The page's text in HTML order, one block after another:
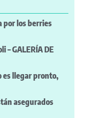
por los berries
– GALERÍA DE
es llegar pronto,
asegurados